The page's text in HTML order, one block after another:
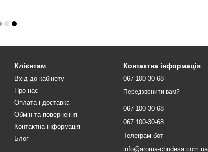
Клієнтам
Вхід до кабінету
Про нас
Оплата і доставка
Обмін та повернення
Контактна інформація
Блог
Контактна інформація
067 100-30-68
Передзвонити вам?
067 100-30-68
067 100-30-68
Телеграм-бот
info@aroma-chudesa.com.ua